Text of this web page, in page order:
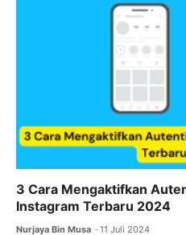
3 Cara Mengaktifkan
Instagram Terbaru 2024
Nurjaya Bin Musa 11 Juli 2024